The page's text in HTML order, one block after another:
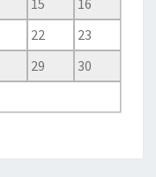
15
16
22
23
29
30